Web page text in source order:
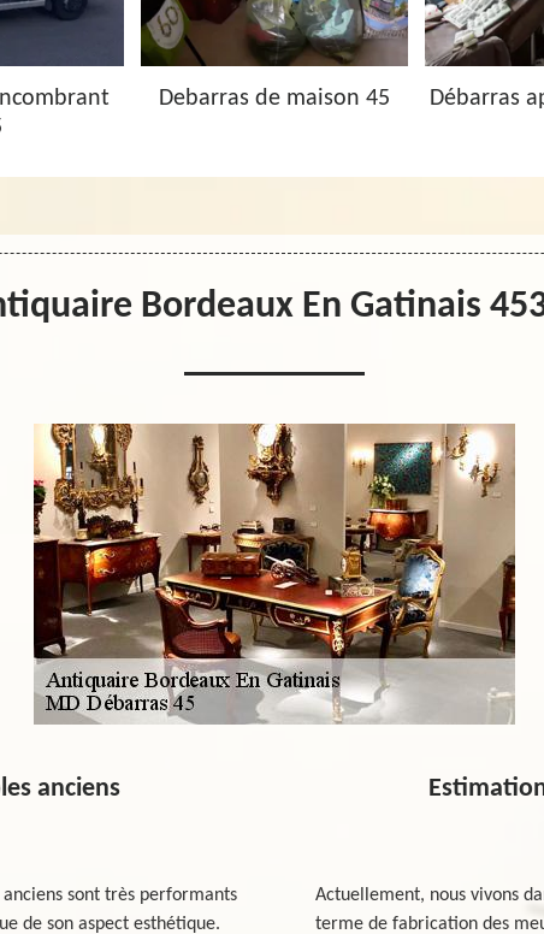
Debarras de maison 45 Débarras
Bordeaux En Gatinais
anciens
anciens sont très performants
de son aspect esthétique.
Actuellement, nous vivons
terme de fabrication des